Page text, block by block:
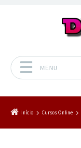
MENU
Início Cursos Online